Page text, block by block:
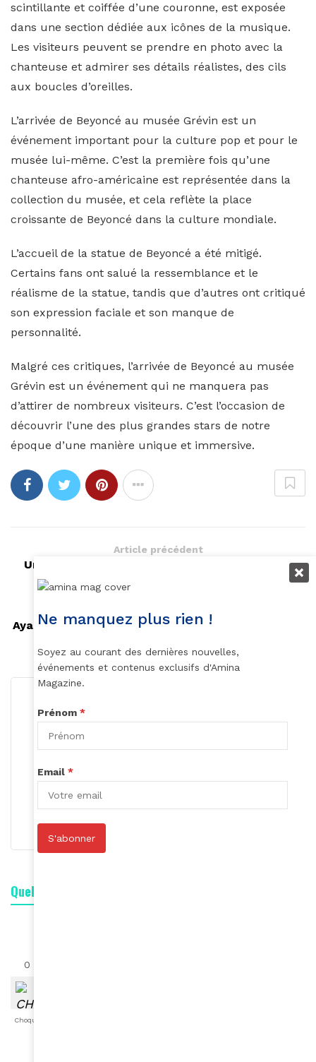
scintillante et coiffée d’une couronne, est exposée
dans une section dédiée aux icônes de la musique.
Les visiteurs peuvent se prendre en photo avec la
chanteuse et admirer ses détails réalistes, des cils
aux boucles d’oreilles.
L’arrivée de Beyoncé au musée Grévin est un
événement important pour la culture pop et pour le
musée lui-même. C’est la première fois qu’une
chanteuse afro-américaine est représentée dans la
collection du musée, et cela reflète la place
croissante de Beyoncé dans la culture mondiale.
L’accueil de la statue de Beyoncé a été mitigé.
Certains fans ont salué la ressemblance et le
réalisme de la statue, tandis que d’autres ont critiqué
son expression faciale et son manque de
personnalité.
Malgré ces critiques, l’arrivée de Beyoncé au musée
Grévin est un événement qui ne manquera pas
d’attirer de nombreux visiteurs. C’est l’occasion de
découvrir l’une des plus grandes stars de notre
époque d’une manière unique et immersive.
Article précédent
Une jeune femme victime d'injures racistes en
Aya Nakamura éblouit en Marine Serre sur le tapis
Rédaction
S'abonner
Quelle est votre réaction ?
0
Choqué
Ne manquez plus rien !
Soyez au courant des dernières nouvelles,
événements et contenus exclusifs d'Amina
Magazine.
Prénom *
Email *
S'abonner